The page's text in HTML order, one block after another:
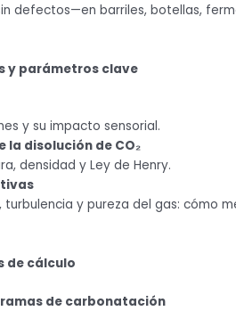
defectos—en barriles, botellas,
y parámetros clave
y su impacto sensorial.
la disolución de CO₂
densidad y Ley de Henry.
turbulencia y pureza del gas: cómo
de cálculo
de carbonatación